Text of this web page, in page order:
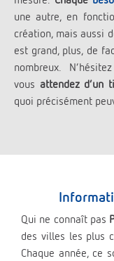
une autre, en
création, mais aussi
est grand, plus, de
nombreux.
vous attendez d’un
quoi précisément
Qui ne connaît pas
des villes les plus
Chaque année, ce